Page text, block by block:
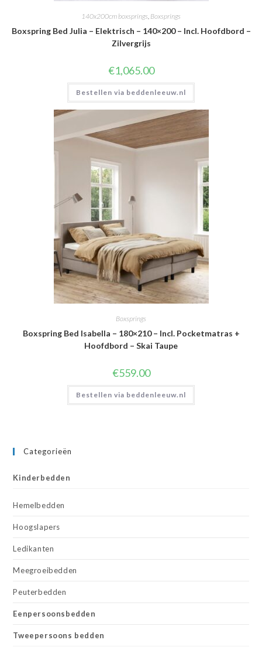
140x200cm boxsprings Boxsprings
Boxspring Bed Julia – Elektrisch – 140×200 – Incl. Hoofdbord –
Zilvergrijs
€1,065.00
Bestellen via beddenleeuw.nl
Boxsprings
Boxspring Bed Isabella – 180×210 – Incl. Pocketmatras +
Hoofdbord – Skai Taupe
€559.00
Bestellen via beddenleeuw.nl
Categorieën
Kinderbedden
Hemelbedden
Hoogslapers
Ledikanten
Meegroeibedden
Peuterbedden
Eenpersoonsbedden
Tweepersoons bedden